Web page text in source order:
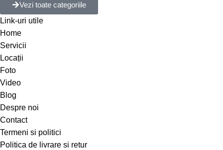
Vezi toate categoriile
Link-uri utile
Home
Servicii
Locații
Foto
Video
Blog
Despre noi
Contact
Termeni si politici
Politica de livrare si retur